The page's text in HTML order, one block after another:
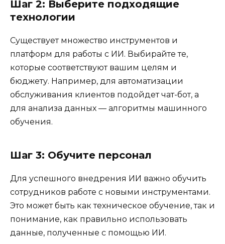
Шаг 2: Выберите подходящие
технологии
Существует множество инструментов и
платформ для работы с ИИ. Выбирайте те,
которые соответствуют вашим целям и
бюджету. Например, для автоматизации
обслуживания клиентов подойдет чат-бот, а
для анализа данных — алгоритмы машинного
обучения.
Шаг 3: Обучите персонал
Для успешного внедрения ИИ важно обучить
сотрудников работе с новыми инструментами.
Это может быть как техническое обучение, так и
понимание, как правильно использовать
данные, полученные с помощью ИИ.